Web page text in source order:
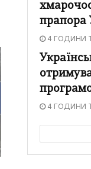
прапора
4 ГОДИНИ
4 ГОДИНИ